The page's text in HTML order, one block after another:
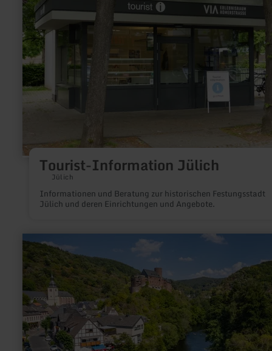
Tourist-Information Jülich
Jülich
Informationen und Beratung zur historischen Festungsstadt
Jülich und deren Einrichtungen und Angebote.
erfahren
RurUfer-
Radweg